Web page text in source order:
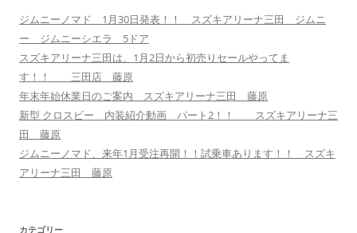
ジムニーノマド 1月30日発表！！ スズキアリーナ三田 ジムニ
ー ジムニーシエラ 5ドア
スズキアリーナ三田は、1月2日から初売りセールやってま
す！！ 三田店 藤原
年末年始休業日のご案内 スズキアリーナ三田 藤原
新型 クロスビー 内装紹介動画 パート2！！ スズキアリーナ三
田 藤原
ジムニーノマド、来年1月受注再開！！試乗車あります！！ スズキ
アリーナ三田 藤原
カテゴリー